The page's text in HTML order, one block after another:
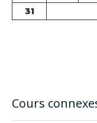
Cours
31